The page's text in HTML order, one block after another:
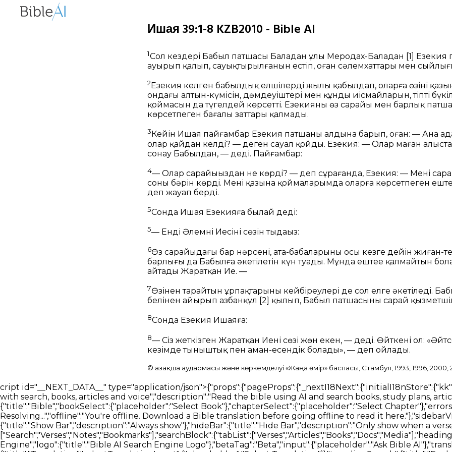
Ишая 39:1-8 KZB2010 - Bible AI
1Сол кездері Бабыл патшасы Баладан ұлы Меродах-Баладан [1] Езекия
ауырып қалып, сауықтырылғанын естіп, оған сәлемхаттары мен
2 Езекия келген бабылдық елшілерді жылы қабылдап, оларға өзінің
ондағы алтын-күмісін, дәмдеуіштері мен құнды иісмайларын, тіпті
қоймасын да түгелдей көрсетті. Езекияның өз сарайы мен барлық
көрсетпеген бағалы заттары қалмады.
3 Кейін Ишая пайғамбар Езекия патшаның алдына барып, оған: — Ана
олар қайдан келді? — деген сауал қойды. Езекия: — Олар маған
сонау Бабылдан, — деді. Пайғамбар:
4— Олар сарайыңыздан не көрді? — деп сұрағанда, Езекия: — Менің
соның бәрін көрді. Менің қазына қоймаларымда оларға көрсетпеген
деп жауап берді.
5Сонда Ишая Езекияға былай деді:
5— Енді Әлемнің Иесінің сөзін тыңдаңыз:
6Өз сарайыңдағы бар нәрсенің, ата-бабаларыңның осы кезге дейін жиған-
барлығы да Бабылға әкетілетін күн туады. Мұнда ештеңе қалмайтын
айтады Жаратқан Ие. —
7Өзіңнен тарайтын ұрпақтарыңның кейбіреулері де сол елге әкетіледі.
белінен айырып азбанқұл [2] қылып, Бабыл патшасының сарай
8Сонда Езекия Ишаяға:
8— Сіз жеткізген Жаратқан Иенің сөзі жөн екен, — деді. Өйткені ол: «Әйтсе
кезімде тыныштық пен аман-есендік болады», — деп ойлады.
© Қазақша аудармасы және көркемделуі «Жаңа өмір» баспасы, Стамбул, 1993, 1996, 2000,
cript id="__NEXT_DATA__" type="application/json">{"props":{"pageProps":{"_nextI18Next":{"initialI18nStore":{"kk":{"bible":{"page":{"head":{"title":"Bible AI Bible reader with search, books, articles and voice","description":"Read the bible using AI and search books, study plans, articles using your voice"},"bibleReader":{"title":"Bible","bookSelect":{"placeholder":"Select Book"},"chapterSelect":{"placeholder":"Select Chapter"},"errors":{"chapterLoading":"Error loading chapter. Resolving...","offline":"You're offline. Download a Bible translation before going offline to read it here."},"sidebarViewPicker":{"heading":"Select a view","showBar":{"title":"Show Bar","description":"Always show"},"hideBar":{"title":"Hide Bar","description":"Only show when a verse is selected"}},"readerTabSection":{"tabList":["Search","Verses","Notes","Bookmarks"],"searchBlock":{"tabList":["Verses","Articles","Books","Docs","Media"],"heading":"Discover The Most Advanced Bible Search Engine","logo":{"title":"Bible AI Search Engine Logo"},"betaTag":"Beta","input":{"placeholder":"Ask Bible AI"},"translationSelector":{"title":"Translation","selectTranslationInput":{"placeholder":"Select Translation"}},"trendingSearch":{"title":"Explore Trending Searches"},"loading":{"articles":"Loading Articles","books":"Loading Books"},"messages":{"searchError":"An error occurred. Please try again"},"introCards":{"navigate":{"title":"Navigate the bible using {type}","text":"Go to Matthew 1","inputTypes":{"text":"text","voice":"your voice"}},"question":{"title":"Ask any question relevant to the Bible","text":"Who is Jesus and why did he die?"},"goToVerse":{"title":"Go directly to the verses","text":"Click on assistant responses to navigate the Bible"},"selectVerse":{"title":"Select a verse to begin","text":"Click on a verse to show a detailed overview of it"}},"assistant":{"messages":{"error":"Sorry an error occurred, let me try again","cannotCompleteQueryError":"Unable to complete your query, please try again later.","start":["Hi, how can I help?","What's on your mind?","What's your question?"],"thinking":["Thank you. Let me think about that.","I will look for an answer for you.","Great question, give me a few seconds to find the answer","Sure thing. I'll find an answer for you."]}},"answering":"Жауап әзірленуде…"},"notes":{"addNote":"Add Note","addNoteTitle":"Bible Note","noteTagsTitle":"Note Tags","autosaveMessage":"Notes autosave","firstNoteMessage":"Add your first note","noteTitleInput":"Note title","tagInputPlaceholder":"Press ENTER to add a new tag","editorInputPlaceholderText":"Type your note here...","loginCard":{"text":"To view your Notes, please login or register"},"btn":{"cancel":"Close","edit":"Edit","delete":"Delete"},"messages":{"addNoteTitleError":"Cannot add a note without a title"},"dropdown":{"textFormat":{"normal":"Normal","largeHeading":"Large Heading","smallHeading":"Small Heading","bulletList":"Bullet List","numberedList":"Numbered List","quote":"Quote","codeBlock":"Code Block"},"textAlignment":{"buttonLabel":"Formatting options for text alignment","leftAlign":"Left Align","centerAlign":"Center Align","rightAlign":"Right Align","justifyAlign":"Justify Align","startAlign":"Start Align","endAlign":"End Align","outdent":"Outdent","indent":"Indent"},"blockTypes":{"paragraph":"Normal","h1":"Large Heading","h2":"Small Heading","h3":"Heading","h4":"Heading","h5":"Heading","ol":"Numbered List","ul":"Bulleted List","quote":"Quote","code":"Code Block"}},"labels":{"undo":"Undo","redo":"Redo","formatBold":"Format Bold","formatItalic":"Format Italics","formatUnderline":"Format Underline","formatStrikethrough":"Format Strikethrough","insertLink":"Insert Link","formattingOptions":"Formatting Options","codeLanguage":"Select Code Language"}}},"verseOverview":{"tabList":["Overview","Media","Dictionary","Commentary"],"lowQualityMessage":"The below results may not contain direct answers to your selected verse.","noVerseCommentaryMessage":"No Commentary found for the selected verse. Please try selecting a wider range of verses.","noVerseDictionaryMessage":"No Dictionary definitions found for the selected verse. Please try selecting a wider range of verses.","noVerseMediaMessage":"No Media found for the selected verse. Please try selecting a wider range of verses.","loading":{"commentary":"Loading Commentary","dictionary":"Loading Dictionary"},"dictionaries":"Dictionaries","encyclopedias":"Encyclopedias"},"bibleSelectorTitles":{"books":"Books","chapters":"Chapters","verses":"Verses"},"swipeNavigation":{"prev":"Prev","swipe":"SWIPE","next":"Next"},"betaFeedback":{"title":"Beta Feedback","description":"We are constantly improving our Bible AI. Please share your feedback with us.","form":{"title":"Beta Feedback Form"},"feedbackForm":{"description":" ","experienceRating":{"title":"How would you rate your Bible experience so far?","options":["1 - Poor","2 - Fair","3 - Good","4 - Very Good","5 - Excellent"]},"readingMeans":{"title":"What is your primary method of reading the Bible?","options":["Digitally (Bible apps)","Physically (Physical bible)"]},"useAssistant":{"title":"Would you use the voice assistant to aid in your Bible study?"},"willingToPay":{"title":"Would you pay to use such an assistant?"},"paymentAmount":{"title":"How much would you pay per month (in $USD)?"},"isEasyToUse":{"title":"Is the Bible reading experience easy to use?"},"sidebarDistracting":{"title":"Is the sidebar disturbing you from your Bible reading?"},"additionalComments":{"title":"Any other comments / Features?"}},"intro":{"title":"Bible Reader Testing","content":"Thank you for testing one of our feature considerations. We are wisely evaluating how technology can further aid in Bible study.","test":{"title":"Key Information","list":["Please do provide feedback","Ensure you update periodically as older versions will stop working"]},"optional":{"title":"Additional Information","list":["You may experience lower accuracy results than our existing Search product","You may encounter bugs and issues. Let us know when you do"]},"buttonStart":"Start Testing"},"submitTitle":"Submit Feedback","feedbackNote":"* Feedback becomes mandatory after a period of usage as it is very valuable for us to make decisions."}}}},"nav":{"nav":{"navMenu":[{"id":2,"label":"Bible","path":"/bible","icon":"bible","offset":"84"},{"id":1,"label":"Search","path":"/search","icon":"search","offset":"84"},{"id":6,"label":"Download","path":"/download","icon":"download","offset":"84"},{"id":5,"label":"About","path":"/about","icon":"about","offset":"84"},{"id":5,"label":"Contact","path":"/contact","icon":"contact","offset":"84"}],"footerMenu":[{"text":"Home","path":"/"},{"text":"Bible","path":"/bible"},{"text":"Give","path":"/